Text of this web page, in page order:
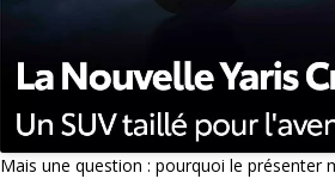
Mais une question : pourquoi le présenter